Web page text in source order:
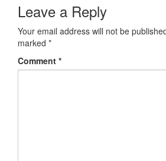
Leave a Reply
Your email address will not be
marked *
Comment *